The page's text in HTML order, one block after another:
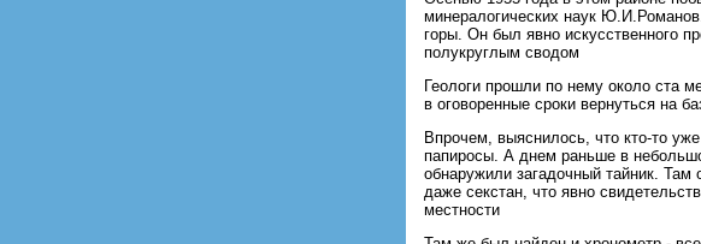
минералогических наук
горы. Он был явно искусственного
полукруглым сводом
Геологи прошли по нему около ста
в оговоренные сроки вернуться на
Впрочем, выяснилось, что кто-то
папиросы. А днем раньше в
обнаружили загадочный тайник. Там
даже секстан, что явно
местности